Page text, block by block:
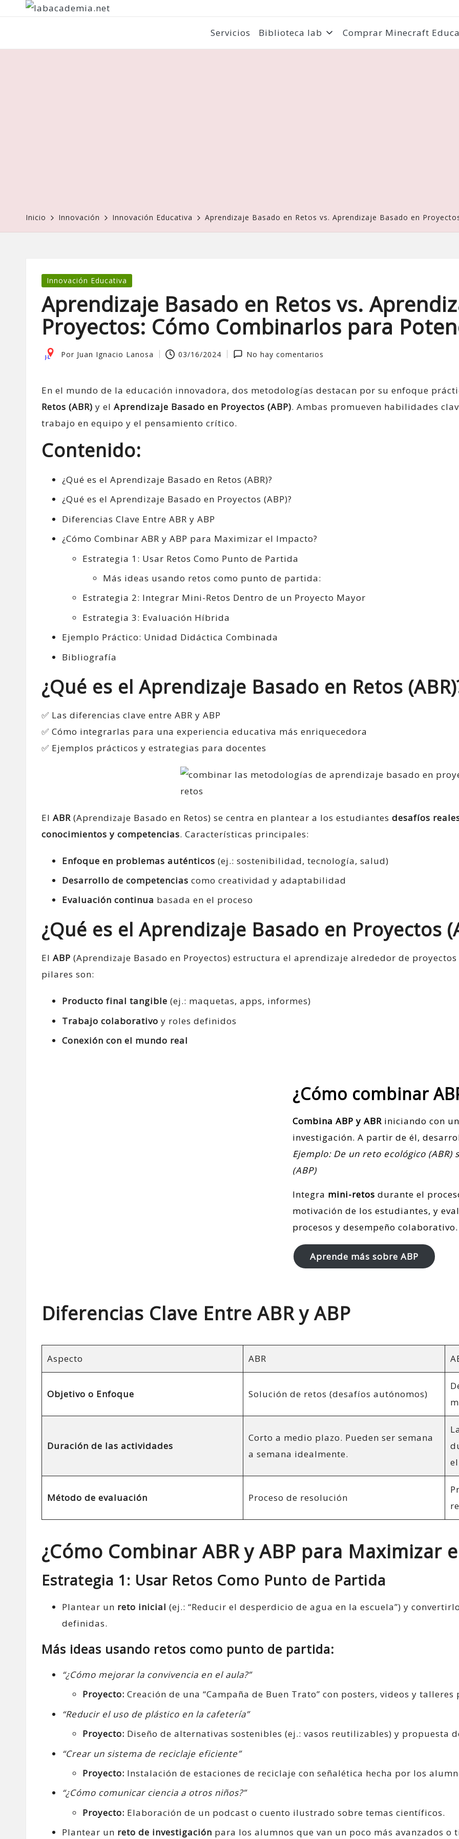
Servicios Biblioteca lab Comprar Minecraft
Inicio Innovación Innovación Educativa Aprendizaje Basado en Retos vs. Aprendizaje Basado en
Publicada
Innovación Educativa
Aprendizaje Basado en Retos vs.
Proyectos: Cómo Combinarlos para
Publicado
Por Juan Ignacio Lanosa 03/16/2024 No hay comentarios
En el mundo de la educación innovadora, dos metodologías destacan por su enfoque
Retos (ABR) y el Aprendizaje Basado en Proyectos (ABP). Ambas promueven habilidades
trabajo en equipo y el pensamiento crítico.
Contenido:
¿Qué es el Aprendizaje Basado en Retos (ABR)?
¿Qué es el Aprendizaje Basado en Proyectos (ABP)?
Diferencias Clave Entre ABR y ABP
¿Cómo Combinar ABR y ABP para Maximizar el Impacto?
Estrategia 1: Usar Retos Como Punto de Partida
Más ideas usando retos como punto de partida:
Estrategia 2: Integrar Mini-Retos Dentro de un Proyecto Mayor
Estrategia 3: Evaluación Híbrida
Ejemplo Práctico: Unidad Didáctica Combinada
Bibliografía
¿Qué es el Aprendizaje Basado en Retos
✅ Las diferencias clave entre ABR y ABP
✅ Cómo integrarlas para una experiencia educativa más enriquecedora
✅ Ejemplos prácticos y estrategias para docentes
El ABR (Aprendizaje Basado en Retos) se centra en plantear a los estudiantes desafíos
conocimientos y competencias. Características principales:
Enfoque en problemas auténticos (ej.: sostenibilidad, tecnología, salud)
Desarrollo de competencias como creatividad y adaptabilidad
Evaluación continua basada en el proceso
¿Qué es el Aprendizaje Basado en Proyectos
El ABP (Aprendizaje Basado en Proyectos) estructura el aprendizaje alrededor de
pilares son:
Producto final tangible (ej.: maquetas, apps, informes)
Trabajo colaborativo y roles definidos
Conexión con el mundo real
¿Cómo combinar
CombinaABP yABR iniciando con
investigación. A partir de él,
Ejemplo: De un reto ecológico
(ABP)
Integra mini-retosdurante el
motivación de los estudiantes, y
procesos y desempeño colaborativo.
Aprende más sobre ABP
Diferencias Clave Entre ABR y ABP
Aspecto ABR
Objetivo o Enfoque Solución de retos (desafíos autónomos)
Duración de las actividades
Corto a medio plazo. Pueden ser semana
a semana idealmente.
Método de evaluación Proceso de resolución
¿Cómo Combinar ABR y ABP para Maximizar
Estrategia 1: Usar Retos Como Punto de Partida
Plantear un reto inicial (ej.: “Reducir el desperdicio de agua en la escuela”) y
definidas.
Más ideas usando retos como punto de partida:
“¿Cómo mejorar la convivencia en el aula?”
Proyecto: Creación de una “Campaña de Buen Trato” con posters, videos y
“Reducir el uso de plástico en la cafetería”
Proyecto: Diseño de alternativas sostenibles (ej.: vasos reutilizables) y propuesta
“Crear un sistema de reciclaje eficiente”
Proyecto: Instalación de estaciones de reciclaje con señalética hecha por los
“¿Cómo comunicar ciencia a otros niños?”
Proyecto: Elaboración de un podcast o cuento ilustrado sobre temas científicos.
Plantear un reto de investigación para los alumnos que van un poco más avanzados